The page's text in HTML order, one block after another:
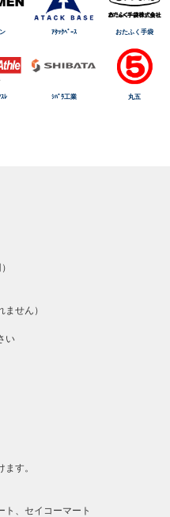
ｱﾀｯｸﾍﾞｰｽ おたふく手袋
ﾚ ｼﾊﾞﾗ工業 丸五
せん）
い
す。
ト、セイコーマート